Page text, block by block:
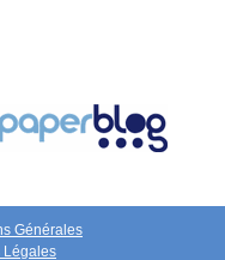
Générales
Légales